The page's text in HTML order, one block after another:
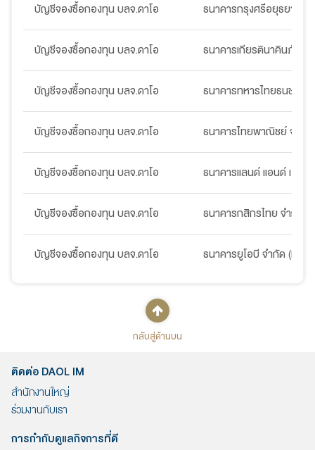
บัญชีจองซื้อกองทุน บลจ.ดาโอ ธนาคารกรุงศรีอยุธยา จำ
บัญชีจองซื้อกองทุน บลจ.ดาโอ ธนาคารเกียรตินาคินภัทร
บัญชีจองซื้อกองทุน บลจ.ดาโอ ธนาคารทหารไทยธนชาต
บัญชีจองซื้อกองทุน บลจ.ดาโอ ธนาคารไทยพาณิชย์ จำกั
บัญชีจองซื้อกองทุน บลจ.ดาโอ ธนาคารแลนด์ แอนด์ เฮ้าส์
บัญชีจองซื้อกองทุน บลจ.ดาโอ ธนาคารกสิกรไทย จำกัด (
บัญชีจองซื้อกองทุน บลจ.ดาโอ ธนาคารยูโอบี จำกัด (มหา
กลับสู่ด้านบน
ติดต่อ DAOL IM
สำนักงานใหญ่
ร่วมงานกับเรา
การกำกับดูแลกิจการที่ดี